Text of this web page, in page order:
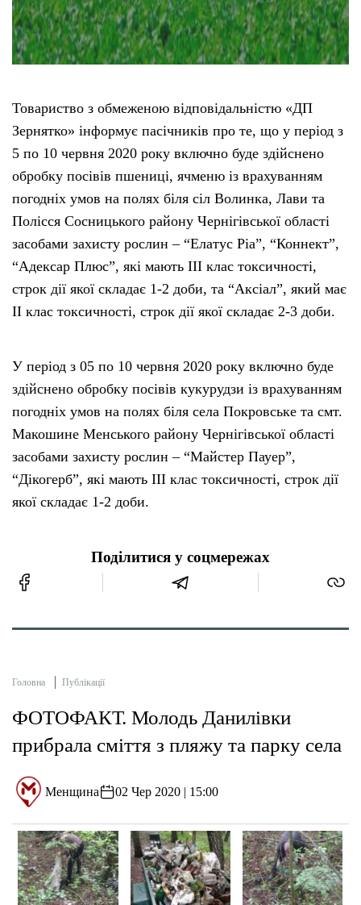
Редакційна політика
Товариство з обмеженою відповідальністю «ДП
Зернятко» інформує пасічників про те, що у період з
5 по 10 червня 2020 року включно буде здійснено
обробку посівів пшениці, ячменю із врахуванням
погодніх умов на полях біля сіл Волинка, Лави та
Полісся Сосницького району Чернігівської області
засобами захисту рослин – “Елатус Ріа”, “Коннект”,
“Адексар Плюс”, які мають ІІІ клас токсичності,
строк дії якої складає 1-2 доби, та “Аксіал”, який має
ІІ клас токсичності, строк дії якої складає 2-3 доби.
У період з 05 по 10 червня 2020 року включно буде
здійснено обробку посівів кукурудзи із врахуванням
погодніх умов на полях біля села Покровське та смт.
Макошине Менського району Чернігівської області
засобами захисту рослин – “Майстер Пауер”,
“Дікогерб”, які мають ІІІ клас токсичності, строк дії
якої складає 1-2 доби.
Поділитися у соцмережах
Головна Публікації
ФОТОФАКТ. Молодь Данилівки
прибрала сміття з пляжу та парку села
Менщина 02 Чер 2020 | 15:00